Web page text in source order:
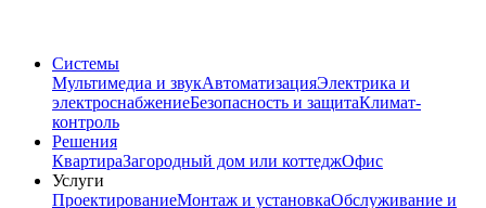
Системы
Мультимедиа и звукАвтоматизацияЭлектрика и
электроснабжениеБезопасность и защитаКлимат-
контроль
Решения
КвартираЗагородный дом или коттеджОфис
Услуги
ПроектированиеМонтаж и установкаОбслуживание и